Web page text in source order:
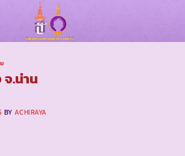
จ.น่าน
BYACHIRAYA